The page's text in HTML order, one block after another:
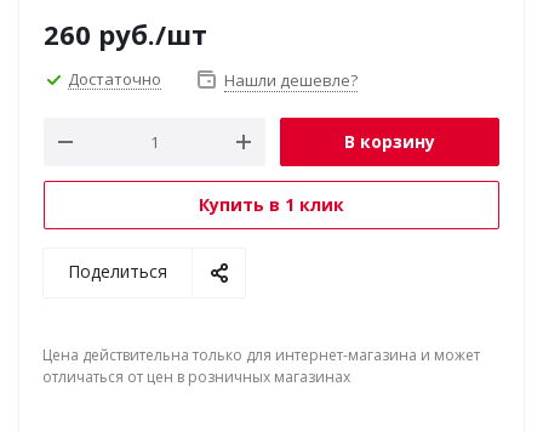
260 руб./шт
Достаточно Нашли дешевле?
В корзину
Купить в 1 клик
Поделиться
Цена действительна только для интернет-магазина и может
отличаться от цен в розничных магазинах